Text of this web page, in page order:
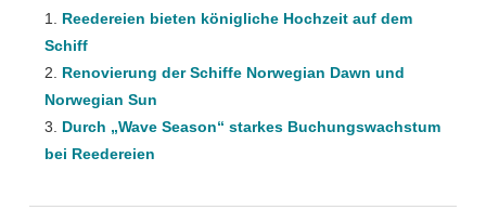
Reedereien bieten königliche Hochzeit auf dem
Schiff
Renovierung der Schiffe Norwegian Dawn und
Norwegian Sun
Durch „Wave Season“ starkes Buchungswachstum
bei Reedereien